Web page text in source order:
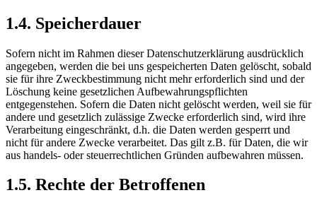
1.4. Speicherdauer
Sofern nicht im Rahmen dieser Datenschutzerklärung ausdrücklich
angegeben, werden die bei uns gespeicherten Daten gelöscht, sobald
sie für ihre Zweckbestimmung nicht mehr erforderlich sind und der
Löschung keine gesetzlichen Aufbewahrungspflichten
entgegenstehen. Sofern die Daten nicht gelöscht werden, weil sie für
andere und gesetzlich zulässige Zwecke erforderlich sind, wird ihre
Verarbeitung eingeschränkt, d.h. die Daten werden gesperrt und
nicht für andere Zwecke verarbeitet. Das gilt z.B. für Daten, die wir
aus handels- oder steuerrechtlichen Gründen aufbewahren müssen.
1.5. Rechte der Betroffenen